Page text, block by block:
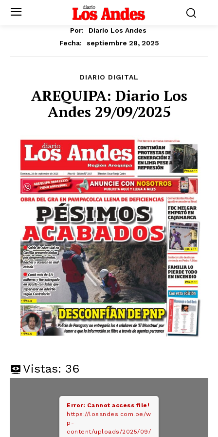
Por:
Diario Los Andes
Fecha:
septiembre 28, 2025
DIARIO DIGITAL
AREQUIPA: Diario Los
Andes 29/09/2025
Vistas: 36
Error: Cannot access file!
https://losandes.com.pe/w
p-
content/uploads/2025/09/